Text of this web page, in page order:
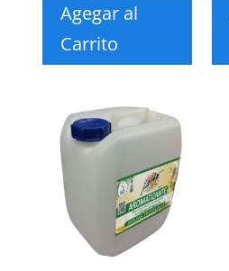
Agegar al
Carrito